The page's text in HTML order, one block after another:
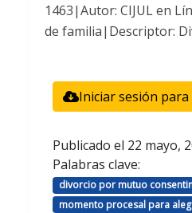
1463|Autor: CIJUL en
de familia|Descriptor:
Iniciar sesión para
Publicado el 22 mayo,
Palabras clave:
divorcio por mutuo
momento procesal para